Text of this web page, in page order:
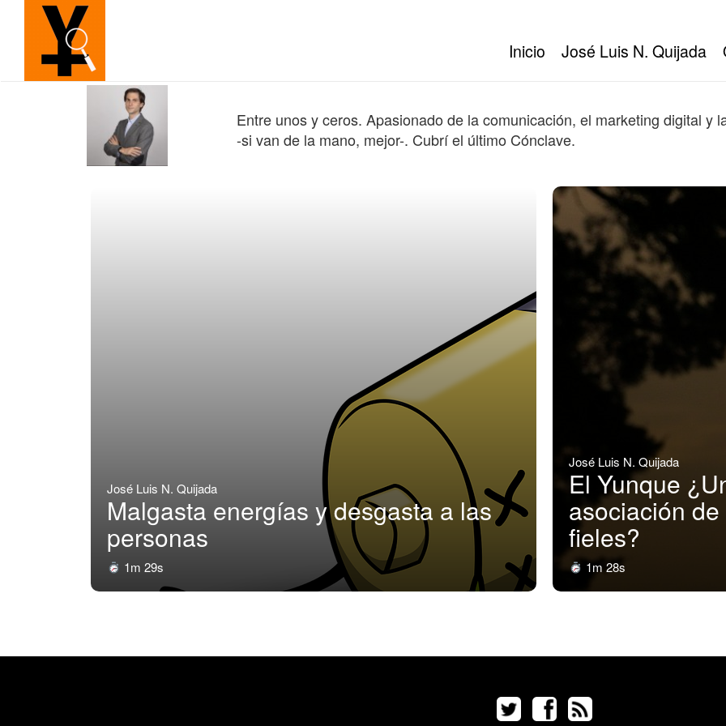
Inicio José Luis N. Quijada
Entre unos y ceros. Apasionado de la comunicación, el marketing digital y
-si van de la mano, mejor-. Cubrí el último Cónclave.
José Luis N. Quijada
Malgasta energías y desgasta a las
personas
1m 29s
José Luis N. Quijada
El Yunque
asociación de
fieles?
1m 28s